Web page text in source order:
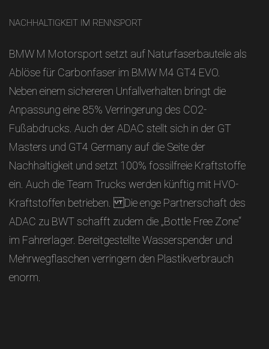
NACHHALTIGKEIT IM RENNSPORT
BMW M Motorsport setzt auf Naturfaserbauteile als
Ablöse für Carbonfaser im BMW M4 GT4 EVO.
Neben einem sichereren Unfallverhalten bringt die
Anpassung eine 85% Verringerung des CO2-
Fußabdrucks. Auch der ADAC stellt sich in der GT
Masters und GT4 Germany auf die Seite der
Nachhaltigkeit und setzt 100% fossilfreie Kraftstoffe
ein. Auch die Team Trucks werden künftig mit HVO-
Kraftstoffen betrieben. Die enge Partnerschaft des
ADAC zu BWT schafft zudem die „Bottle Free Zone“
im Fahrerlager. Bereitgestellte Wasserspender und
Mehrwegflaschen verringern den Plastikverbrauch
enorm.